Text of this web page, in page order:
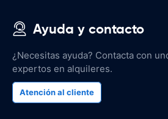
Ayuda y contacto
¿Necesitas ayuda? Contacta con
expertos en alquileres.
Atención al cliente